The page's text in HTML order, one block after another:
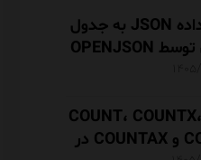
تبدیل داده JSON به جدول
رابطه‌ای توسط OPENJSON
تفاوت COUNT، COUNTX،
COUNTA و COUNTAX در